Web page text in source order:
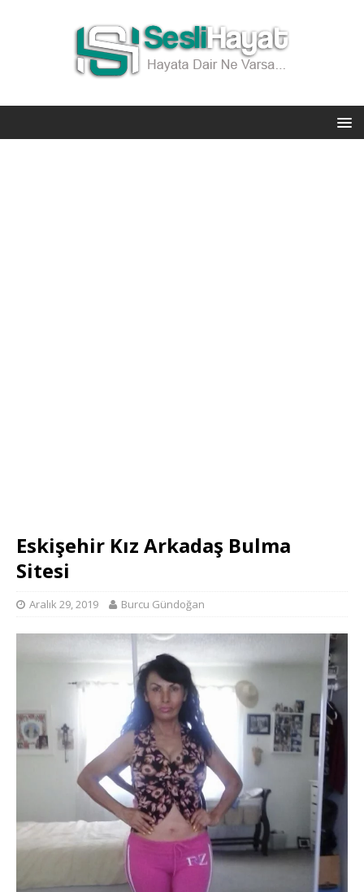
Eskişehir Kız Arkadaş Bulma
Sitesi
Aralık 29, 2019 Burcu Gündoğan